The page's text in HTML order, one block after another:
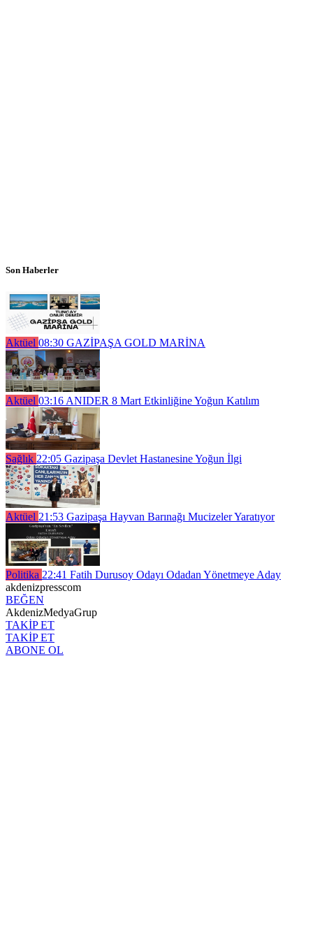
Son Haberler
Aktüel 08:30 GAZİPAŞA GOLD MARİNA
Aktüel 03:16 ANIDER 8 Mart Etkinliğine Yoğun Katılım
Sağlık 22:05 Gazipaşa Devlet Hastanesine Yoğun İlgi
Aktüel 21:53 Gazipaşa Hayvan Barınağı Mucizeler Yaratıyor
Politika 22:41 Fatih Durusoy Odayı Odadan Yönetmeye Aday
akdenizpresscom
BEĞEN
AkdenizMedyaGrup
TAKİP ET
TAKİP ET
ABONE OL